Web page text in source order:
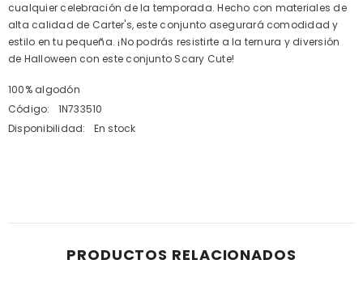
cualquier celebración de la temporada. Hecho con materiales de
alta calidad de Carter's, este conjunto asegurará comodidad y
estilo en tu pequeña. ¡No podrás resistirte a la ternura y diversión
de Halloween con este conjunto Scary Cute!
100% algodón
Código:
1N733510
Disponibilidad:
En stock
PRODUCTOS RELACIONADOS